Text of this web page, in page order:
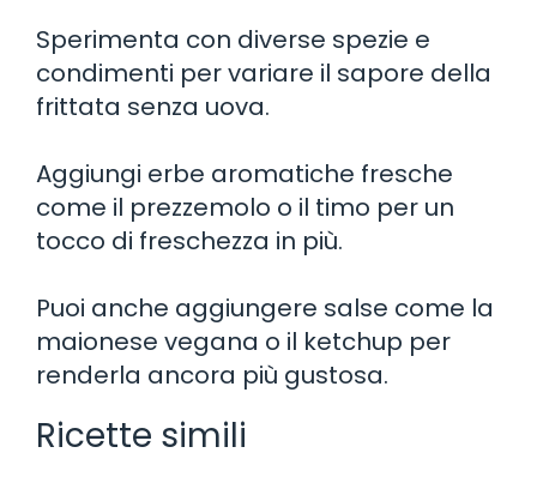
Sperimenta con diverse spezie e
condimenti per variare il sapore della
frittata senza uova.
Aggiungi erbe aromatiche fresche
come il prezzemolo o il timo per un
tocco di freschezza in più.
Puoi anche aggiungere salse come la
maionese vegana o il ketchup per
renderla ancora più gustosa.
Ricette simili